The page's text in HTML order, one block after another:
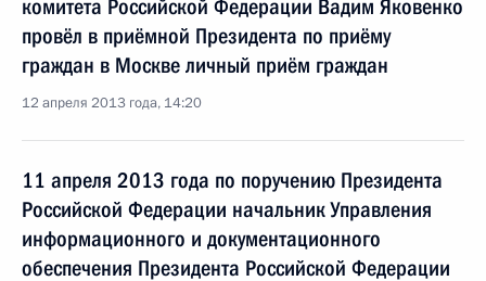
комитета Российской Федерации Вадим Яковенко
провёл в приёмной Президента по приёму
граждан в Москве личный приём граждан
12 апреля 2013 года, 14:20
11 апреля 2013 года по поручению Президента
Российской Федерации начальник Управления
информационного и документационного
обеспечения Президента Российской Федерации